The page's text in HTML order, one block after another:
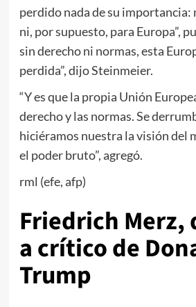
perdido nada de su importancia:
ni, por supuesto, para Europa”,
sin derecho ni normas, esta
perdida”, dijo Steinmeier.
“Y es que la propia Unión
derecho y las normas. Se
hiciéramos nuestra la visión del
el poder bruto”, agregó.
rml (efe, afp)
Friedrich Merz,
a crítico de
Trump